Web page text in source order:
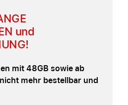
und
mit 48GB sowie ab
mehr bestellbar und